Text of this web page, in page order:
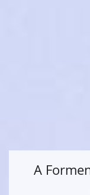
A